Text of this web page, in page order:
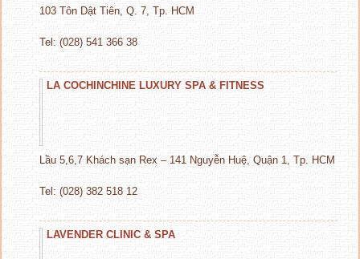
103 Tôn Dật Tiên, Q. 7, Tp. HCM
Tel: (028) 541 366 38
LA COCHINCHINE LUXURY SPA & FITNESS
Lầu 5,6,7 Khách sạn Rex – 141 Nguyễn Huệ, Quận 1, Tp. HCM
Tel: (028) 382 518 12
LAVENDER CLINIC & SPA